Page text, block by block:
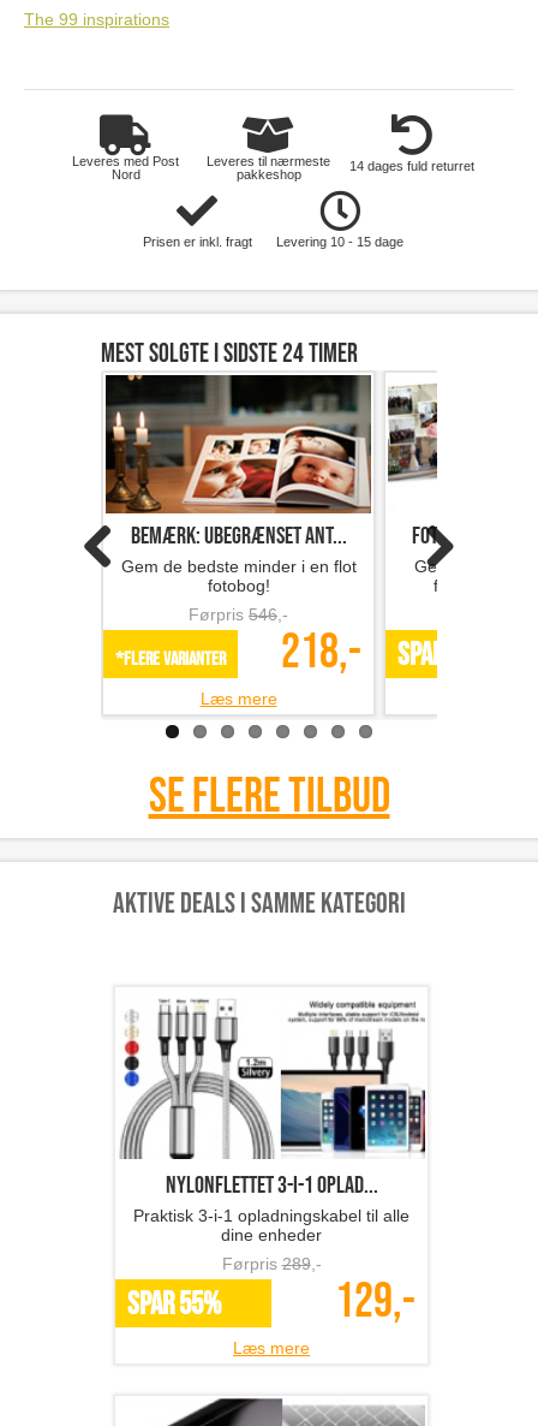
The 99 inspirations
Leveres med Post
Nord
Leveres til nærmeste
pakkeshop
14 dages fuld returret
Prisen er inkl. fragt Levering 10 - 15 dage
Mest solgte i sidste 24 timer
Bemærk: Ubegrænset ant...
Gem de bedste minder i en flot
fotobog!
Førpris 546,-
*Flere varianter 218,-
Læs mere
Fotobog med
Gem minderne
fotobog fra
SPAR 49%
Se flere tilbud
Aktive deals i samme kategori
Nylonflettet 3-i-1 oplad...
Praktisk 3-i-1 opladningskabel til alle
dine enheder
Førpris289,-
SPAR 55% 129,-
Læs mere